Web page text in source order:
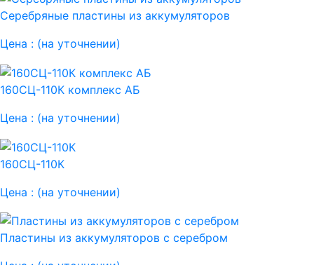
Серебряные пластины из аккумуляторов
Цена : (на уточнении)
160СЦ-110К комплекс АБ
Цена : (на уточнении)
160СЦ-110К
Цена : (на уточнении)
Пластины из аккумуляторов с серебром